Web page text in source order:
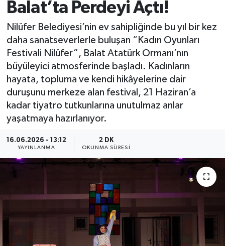
Balat’ta Perdeyi Açtı!
Nilüfer Belediyesi’nin ev sahipliğinde bu yıl bir kez
daha sanatseverlerle buluşan “Kadın Oyunları
Festivali Nilüfer”, Balat Atatürk Ormanı’nın
büyüleyici atmosferinde başladı. Kadınların
hayata, topluma ve kendi hikâyelerine dair
duruşunu merkeze alan festival, 21 Haziran’a
kadar tiyatro tutkunlarına unutulmaz anlar
yaşatmaya hazırlanıyor.
16.06.2026 - 13:12
YAYINLANMA
2 DK
OKUNMA SÜRESI
Ekonomi
Genel
Gündem
Magazin
Sağlık
Spor
Süper Lig Puan Durumu ve Fikstür
Tüm Manşetler
Son Dakika Haberleri
Haber Arşivi